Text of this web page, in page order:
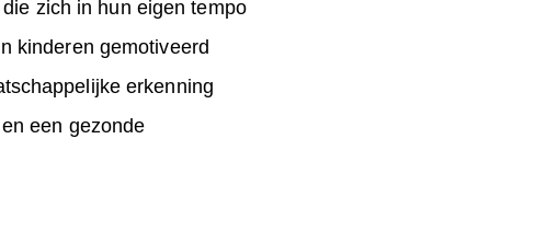
zich in hun eigen tempo
kinderen gemotiveerd
erkenning
een gezonde